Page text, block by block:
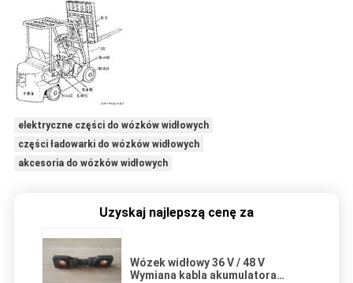
elektryczne części do wózków widłowych
części ładowarki do wózków widłowych
akcesoria do wózków widłowych
Uzyskaj najlepszą cenę za
Wózek widłowy 36 V / 48 V
Wymiana kabla akumulatora